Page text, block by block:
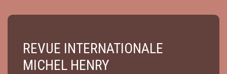
REVUE INTERNATIONALE
MICHEL HENRY